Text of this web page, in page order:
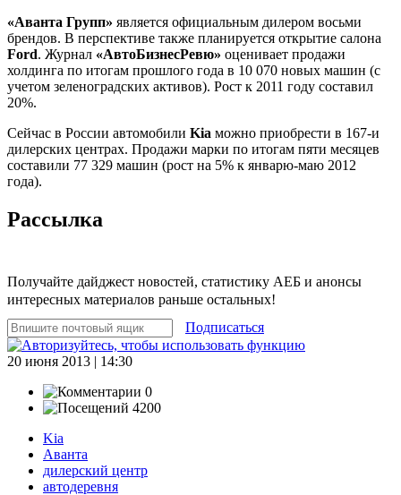
«Аванта Групп» является официальным дилером восьми
брендов. В перспективе также планируется открытие салона
Ford. Журнал «АвтоБизнесРевю» оценивает продажи
холдинга по итогам прошлого года в 10 070 новых машин (с
учетом зеленоградских активов). Рост к 2011 году составил
20%.
Сейчас в России автомобили Kia можно приобрести в 167-и
дилерских центрах. Продажи марки по итогам пяти месяцев
составили 77 329 машин (рост на 5% к январю-маю 2012
года).
Рассылка
Получайте дайджест новостей, статистику АЕБ и анонсы
интересных материалов раньше остальных!
Подписаться
20 июня 2013 | 14:30
0
4200
Kia
Аванта
дилерский центр
автодеревня